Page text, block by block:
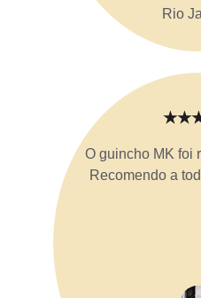
O guincho MK foi
Recomendo a
Rio